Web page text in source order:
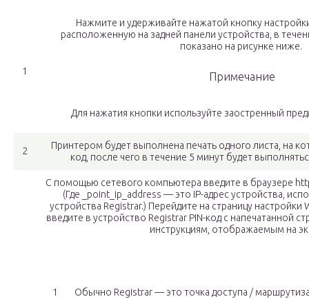
1
Нажмите и удерживайте нажатой кнопку
расположенную на задней панели устройства, в
показано на рисунке ниже.
Примечание
Для нажатия кнопки используйте заостренный
2
Принтером будет выполнена печать одного листа, на
код, после чего в течение 5 минут будет
С помощью сетевого компьютера введите в браузере
(Где _point_ip_address — это IP-адрес устройства,
устройства Registrar.) Перейдите на страницу настройки
введите в устройство Registrar PIN-код с напечатанной
инструкциям, отображаемым на
1 Обычно Registrar — это точка доступа /